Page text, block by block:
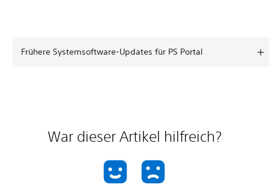
Frühere Systemsoftware-Updates für PS Portal
War dieser Artikel hilfreich?